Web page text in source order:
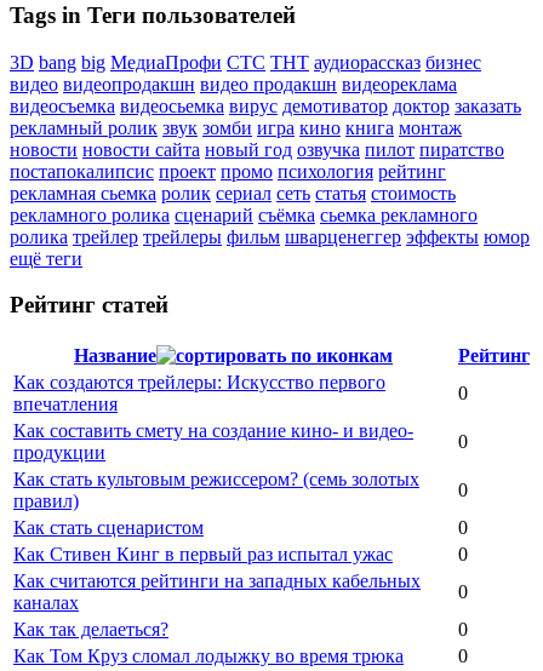
Tags in Теги пользователей
3D bang big МедиаПрофи СТС ТНТ аудиорассказ бизнес
видео видеопродакшн видео продакшн видеореклама
видеосъемка видеосьемка вирус демотиватор доктор заказать
рекламный ролик звук зомби игра кино книга монтаж
новости новости сайта новый год озвучка пилот пиратство
постапокалипсис проект промо психология рейтинг
рекламная сьемка ролик сериал сеть статья стоимость
рекламного ролика сценарий съёмка сьемка рекламного
ролика трейлер трейлеры фильм шварценеггер эффекты юмор
ещё теги
Рейтинг статей
Название
Рейтинг
Как создаются трейлеры: Искусство первого
впечатления
0
Как составить смету на создание кино- и видео-
продукции
0
Как стать культовым режиссером? (семь золотых
правил)
0
Как стать сценаристом
0
Как Стивен Кинг в первый раз испытал ужас
0
Как считаются рейтинги на западных кабельных
каналах
0
Как так делаеться?
0
Как Том Круз сломал лодыжку во время трюка
0